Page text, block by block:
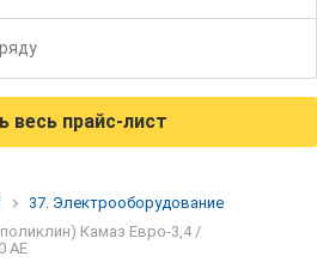
весь прайс-лист
37. Электрооборудование
Камаз Евро-3,4 /
AE